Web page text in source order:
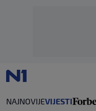
NAJNOVIJEVIJESTI